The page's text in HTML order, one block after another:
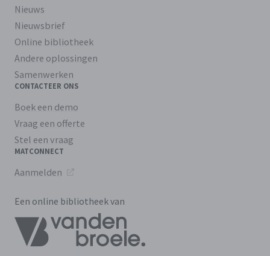
Nieuws
Nieuwsbrief
Online bibliotheek
Andere oplossingen
Samenwerken
CONTACTEER ONS
Boek een demo
Vraag een offerte
Stel een vraag
MATCONNECT
Aanmelden
Een online bibliotheek van